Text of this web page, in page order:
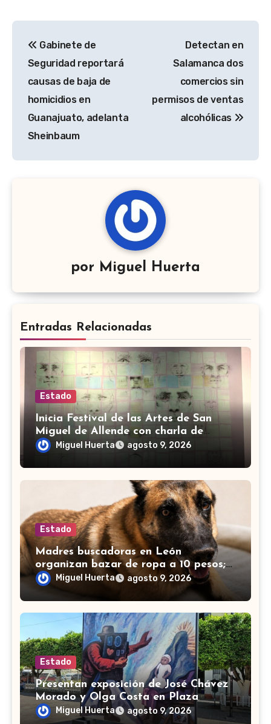
de
entradas
Gabinete de
Seguridad reportará
causas de baja de
homicidios en
Guanajuato, adelanta
Sheinbaum
Detectan en
Salamanca dos
comercios sin
permisos de ventas
alcohólicas
por Miguel Huerta
Entradas Relacionadas
Estado
Inicia Festival de las Artes de San
Miguel de Allende con charla de
Edgardo Kerlegand
Miguel Huerta agosto 9, 2026
Estado
Madres buscadoras en León
organizan bazar de ropa a 10 pesos;
muchos se unen para apoyar
Miguel Huerta agosto 9, 2026
Estado
Presentan exposición de José Chávez
Morado y Olga Costa en Plaza
Libertad de Silao
Miguel Huerta agosto 9, 2026